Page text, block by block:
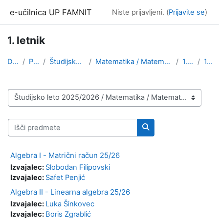
e-učilnica UP FAMNIT Niste prijavljeni. (Prijavite se)
1. letnik
Domov Predmeti Študijsko leto 2025/2026 Matematika / Matematične znanosti (1. stopnja, 2. ... 1. stopnja 1. letnik
Kategorije predmetov
Išči predmete
Išči predmete
Algebra I - Matrični račun 25/26
Izvajalec: Slobodan Filipovski
Izvajalec: Safet Penjić
Algebra II - Linearna algebra 25/26
Izvajalec: Luka Šinkovec
Izvajalec: Boris Zgrablić